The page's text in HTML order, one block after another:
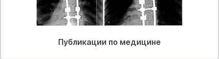
Публикации по медицине